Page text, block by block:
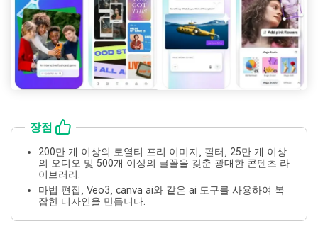
장점
200만 개 이상의 로열티 프리 이미지, 필터, 25만 개 이상
의 오디오 및 500개 이상의 글꼴을 갖춘 광대한 콘텐츠 라
이브러리.
마법 편집, Veo3, canva ai와 같은 ai 도구를 사용하여 복
잡한 디자인을 만듭니다.